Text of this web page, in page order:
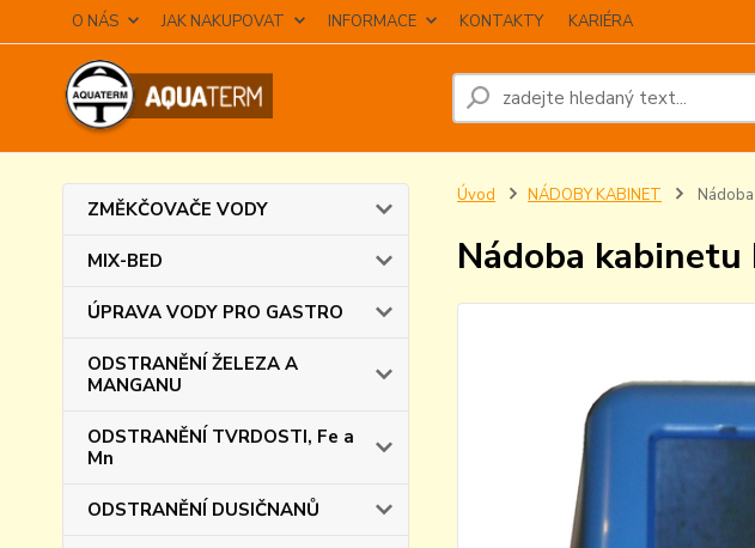
O NÁS JAK NAKUPOVAT INFORMACE KONTAKTY KARIÉRA
ZMĚKČOVAČE VODY
MIX-BED
ÚPRAVA VODY PRO GASTRO
ODSTRANĚNÍ ŽELEZA A
MANGANU
ODSTRANĚNÍ TVRDOSTI, Fe a
Mn
ODSTRANĚNÍ DUSIČNANŮ
Úvod NÁDOBY KABINET
Nádoba kabinetu